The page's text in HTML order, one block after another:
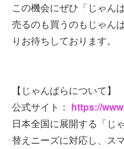
この機会にぜひ「じゃん
売るのも買うのもじゃん
りお待ちしております。
【じゃんぱらについて】
公式サイト： https://
日本全国に展開する「じ
替えニーズに対応し、ス